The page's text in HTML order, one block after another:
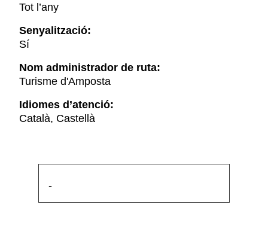
Tot l’any
Senyalització:
Sí
Nom administrador de ruta:
Turisme d'Amposta
Idiomes d’atenció:
Català, Castellà
-